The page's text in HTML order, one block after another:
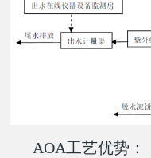
AOA工艺优势：